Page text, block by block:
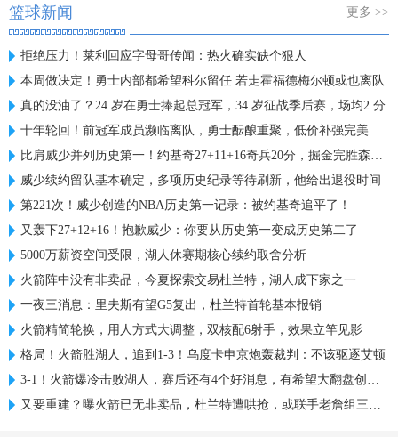
篮球新闻 更多 >>
拒绝压力！莱利回应字母哥传闻：热火确实缺个狠人
本周做决定！勇士内部都希望科尔留任 若走霍福德梅尔顿或也离队
真的没油了？24 岁在勇士捧起总冠军，34 岁征战季后赛，场均2 分
十年轮回！前冠军成员濒临离队，勇士酝酿重聚，低价补强完美人选
比肩威少并列历史第一！约基奇27+11+16奇兵20分，掘金完胜森林狼
威少续约留队基本确定，多项历史纪录等待刷新，他给出退役时间
第221次！威少创造的NBA历史第一记录：被约基奇追平了！
又轰下27+12+16！抱歉威少：你要从历史第一变成历史第二了
5000万薪资空间受限，湖人休赛期核心续约取舍分析
火箭阵中没有非卖品，今夏探索交易杜兰特，湖人成下家之一
一夜三消息：里夫斯有望G5复出，杜兰特首轮基本报销
火箭精简轮换，用人方式大调整，双核配6射手，效果立竿见影
格局！火箭胜湖人，追到1-3！乌度卡申京炮轰裁判：不该驱逐艾顿
3-1！火箭爆冷击败湖人，赛后还有4个好消息，有希望大翻盘创历史
又要重建？曝火箭已无非卖品，杜兰特遭哄抢，或联手老詹组三巨头